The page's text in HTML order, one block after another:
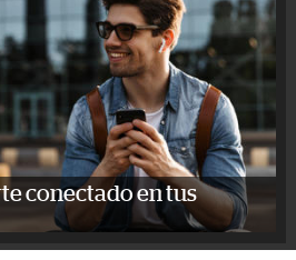
conectado en tus